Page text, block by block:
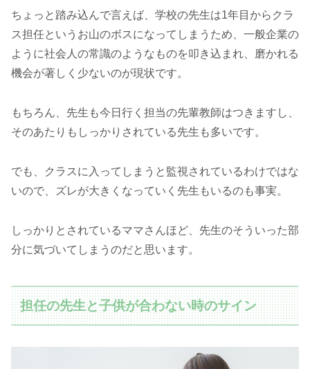
ちょっと踏み込んで言えば、学校の先生は1年目からクラ
ス担任というお山のボスになってしまうため、一般企業の
ように社会人の常識のようなものを叩き込まれ、磨かれる
機会が著しく少ないのが現状です。
もちろん、先生も今日行く担当の先輩教師はつきますし、
そのあたりもしっかりされている先生も多いです。
でも、クラスに入ってしまうと監視されているわけではな
いので、ズレが大きくなっていく先生もいるのも事実。
しっかりとされているママさんほど、先生のそういった部
分に気づいてしまうのだと思います。
担任の先生と子供が合わない時のサイン